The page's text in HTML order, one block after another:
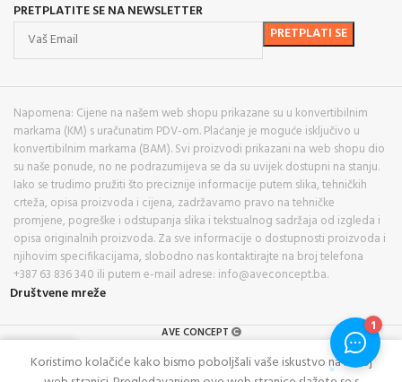
PRETPLATITE SE NA NEWSLETTER
Napomena: Cijene na našem web shopu prikazane su u konvertibilnim
markama (KM) s uračunatim PDV-om. Plaćanje je moguće isključivo u
konvertibilnim markama (BAM). Svi proizvodi prikazani na web shopu dio
su naše ponude, no ne podrazumijeva se da su uvijek dostupni na stanju.
Iako se trudimo pružiti što preciznije informacije putem slika, tehničkih
crteža, opisa proizvoda i cijena, zadržavamo pravo na tehničke
promjene, pogreške i odstupanja slika i tekstualnog sadržaja od izgleda i
opisa originalnih proizvoda. Za sve informacije o dostupnosti proizvoda i
njihovim specifikacijama, slobodno nas kontaktirajte na broj telefona
+387 63 836 340 ili putem e-mail adrese: info@aveconcept.ba.
Društvene mreže
AVE CONCEPT
Koristimo kolačiće kako bismo poboljšali vaše iskustvo na našoj
Lista željaKošarica